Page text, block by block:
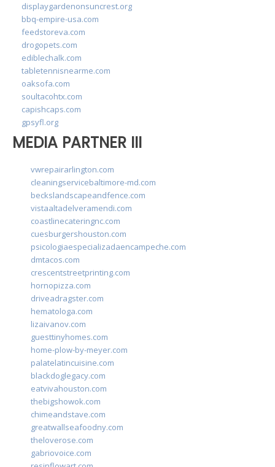
displaygardenonsuncrest.org
bbq-empire-usa.com
feedstoreva.com
drogopets.com
ediblechalk.com
tabletennisnearme.com
oaksofa.com
soultacohtx.com
capishcaps.com
gpsyfl.org
MEDIA PARTNER III
vwrepairarlington.com
cleaningservicebaltimore-md.com
beckslandscapeandfence.com
vistaaltadelveramendi.com
coastlinecateringnc.com
cuesburgershouston.com
psicologiaespecializadaencampeche.com
dmtacos.com
crescentstreetprinting.com
hornopizza.com
driveadragster.com
hematologa.com
lizaivanov.com
guesttinyhomes.com
home-plow-by-meyer.com
palatelatincuisine.com
blackdoglegacy.com
eatvivahouston.com
thebigshowok.com
chimeandstave.com
greatwallseafoodny.com
theloverose.com
gabriovoice.com